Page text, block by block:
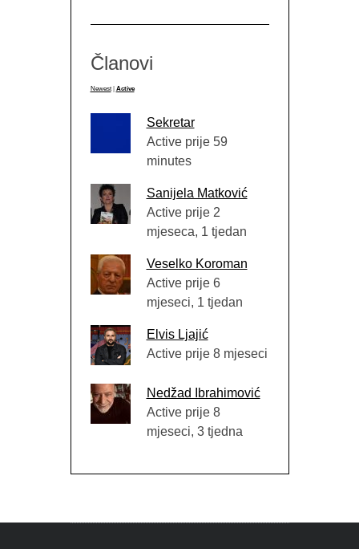
Članovi
Newest | Active
Sekretar
Active prije 59
minutes
Sanijela Matković
Active prije 2
mjeseca, 1 tjedan
Veselko Koroman
Active prije 6
mjeseci, 1 tjedan
Elvis Ljajić
Active prije 8 mjeseci
Nedžad Ibrahimović
Active prije 8
mjeseci, 3 tjedna